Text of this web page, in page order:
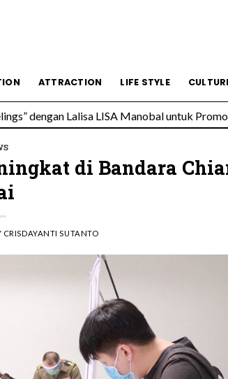
ATTRACTION LIFE STYLE
dengan Lalisa LISA Manobal untuk
di Bandara
CRISDAYANTI SUTANTO